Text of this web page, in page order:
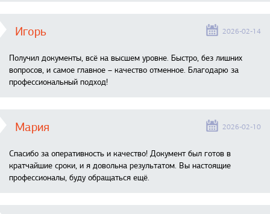
Игорь 2026-02-14
Получил документы, всё на высшем уровне. Быстро, без лишних
вопросов, и самое главное – качество отменное. Благодарю за
профессиональный подход!
Мария 2026-02-10
Спасибо за оперативность и качество! Документ был готов в
кратчайшие сроки, и я довольна результатом. Вы настоящие
профессионалы, буду обращаться ещё.